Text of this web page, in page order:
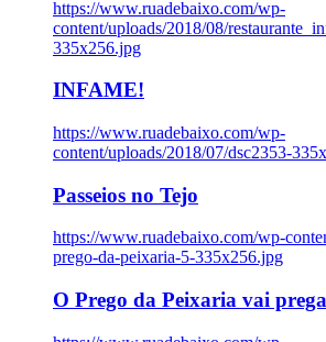
https://www.ruadebaixo.com/wp-
content/uploads/2018/08/
335x256.jpg
INFAME!
https://www.ruadebaixo.com/wp-
content/uploads/2018/07/dsc2353-
Passeios no Tejo
https://www.ruadebaixo.com/wp-
prego-da-peixaria-5-335x256.jpg
O Prego da Peixaria vai